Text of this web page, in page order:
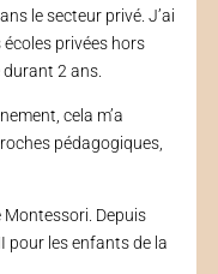
le secteur privé. J’ai
privées hors
2 ans.
cela m’a
pédagogiques,
Depuis
pour les enfants de la